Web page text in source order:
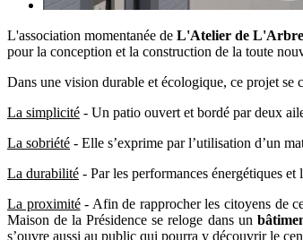
L'association momentanée de L'Atelier de
pour la conception et la construction de la toute
Dans une vision durable et écologique, ce projet se
La simplicité - Un patio ouvert et bordé par deux
La sobriété - Elle s’exprime par l’utilisation d’un
La durabilité - Par les performances énergétiques
La proximité- Afin de rapprocher les citoyens de
Maison de la Présidence se reloge dans un
s’ouvre aussi au public qui pourra y découvrir le